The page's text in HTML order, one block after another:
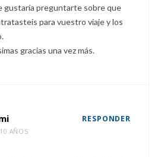
gustaría preguntarte sobre que
para vuestro viaje y los
gracias una vez más.
AÑOS
RESPONDER